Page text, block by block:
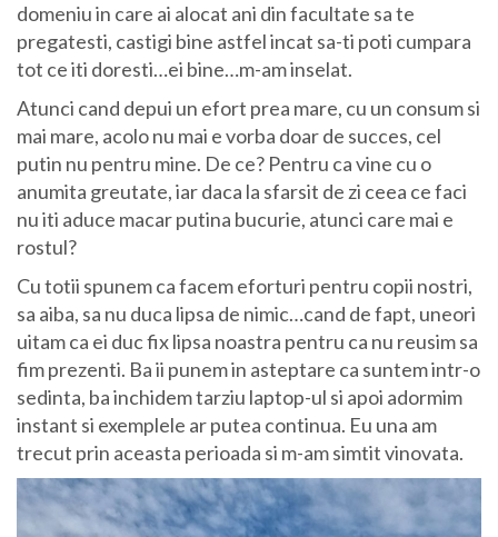
domeniu in care ai alocat ani din facultate sa te
pregatesti, castigi bine astfel incat sa-ti poti cumpara
tot ce iti doresti…ei bine…m-am inselat.
Atunci cand depui un efort prea mare, cu un consum si
mai mare, acolo nu mai e vorba doar de succes, cel
putin nu pentru mine. De ce? Pentru ca vine cu o
anumita greutate, iar daca la sfarsit de zi ceea ce faci
nu iti aduce macar putina bucurie, atunci care mai e
rostul?
Cu totii spunem ca facem eforturi pentru copii nostri,
sa aiba, sa nu duca lipsa de nimic…cand de fapt, uneori
uitam ca ei duc fix lipsa noastra pentru ca nu reusim sa
fim prezenti. Ba ii punem in asteptare ca suntem intr-o
sedinta, ba inchidem tarziu laptop-ul si apoi adormim
instant si exemplele ar putea continua. Eu una am
trecut prin aceasta perioada si m-am simtit vinovata.